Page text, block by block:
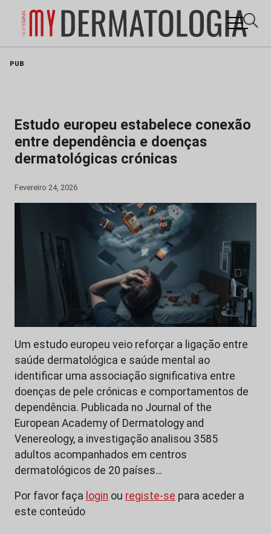
PUB
Estudo europeu estabelece conexão
entre dependência e doenças
dermatológicas crónicas
Fevereiro 24, 2026
Um estudo europeu veio reforçar a ligação entre
saúde dermatológica e saúde mental ao
identificar uma associação significativa entre
doenças de pele crónicas e comportamentos de
dependência. Publicada no Journal of the
European Academy of Dermatology and
Venereology, a investigação analisou 3585
adultos acompanhados em centros
dermatológicos de 20 países…
Por favor faça login ou registe-se para aceder a
este conteúdo